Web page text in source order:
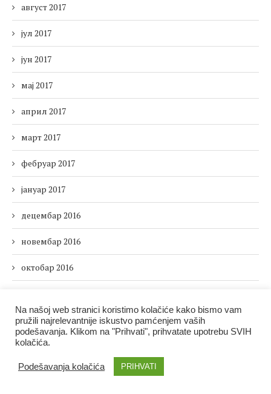
август 2017
јул 2017
јун 2017
мај 2017
април 2017
март 2017
фебруар 2017
јануар 2017
децембар 2016
новембар 2016
октобар 2016
август 2016
јул 2016
јун 2016
Na našoj web stranici koristimo kolačiće kako bismo vam
pružili najrelevantnije iskustvo pamćenjem vaših
podešavanja. Klikom na "Prihvati", prihvatate upotrebu SVIH
kolačića.
Podešavanja kolačića PRIHVATI